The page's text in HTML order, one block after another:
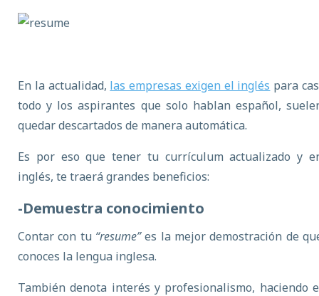
En la actualidad, las empresas exigen el inglés para
todo y los aspirantes que solo hablan español,
quedar descartados de manera automática.
Es por eso que tener tu currículum actualizado y
inglés, te traerá grandes beneficios:
-Demuestra conocimiento
Contar con tu “resume”es la mejor demostración de
conoces la lengua inglesa.
También denota interés y profesionalismo, haciendo